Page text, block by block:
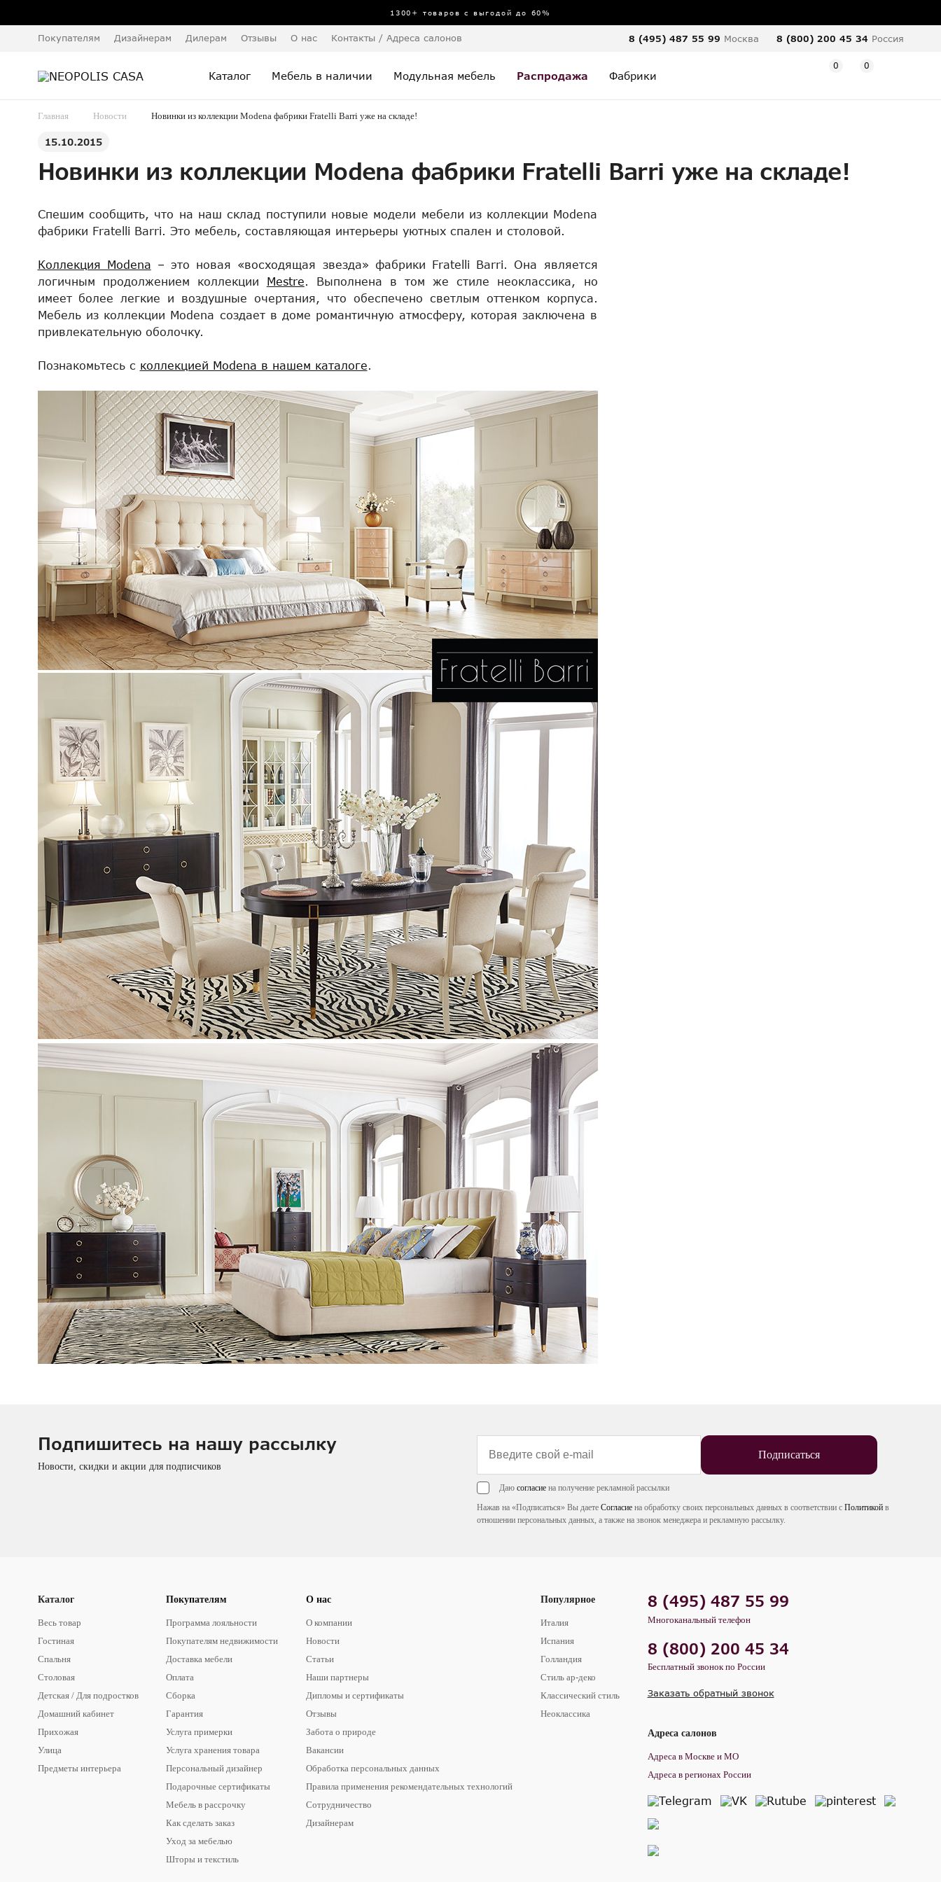
1300+ товаров с выгодой до 60%
Покупателям Дизайнерам Дилерам Отзывы О нас Контакты / Адреса салонов 8 (495) 487 55 99 Москва 8 (800) 200 45 34 Россия
Каталог Мебель в наличии Модульная мебель Распродажа Фабрики
0 0
Главная Новости Новинки из коллекции Modena фабрики Fratelli Barri уже на складе!
15.10.2015
Новинки из коллекции Modena фабрики Fratelli Barri уже на складе!
Спешим сообщить, что на наш склад поступили новые модели мебели из коллекции Modena
фабрики Fratelli Barri. Это мебель, составляющая интерьеры уютных спален и столовой.
Коллекция Modena – это новая «восходящая звезда» фабрики Fratelli Barri. Она является
логичным продолжением коллекции Mestre. Выполнена в том же стиле неоклассика, но
имеет более легкие и воздушные очертания, что обеспечено светлым оттенком корпуса.
Мебель из коллекции Modena создает в доме романтичную атмосферу, которая заключена в
привлекательную оболочку.
Познакомьтесь с коллекцией Modena в нашем каталоге.
Подпишитесь на нашу рассылку
Новости, скидки и акции для подписчиков
Подписаться
Даю согласиена получение рекламной рассылки
Нажав на «Подписаться» Вы даете Согласиена обработку своих персональных данных в соответствии с Политикойв
отношении персональных данных, а также на звонок менеджера и рекламную рассылку.
Каталог
Весь товар
Гостиная
Спальня
Столовая
Детская / Для подростков
Домашний кабинет
Прихожая
Улица
Предметы интерьера
Покупателям
Программа лояльности
Покупателям недвижимости
Доставка мебели
Оплата
Сборка
Гарантия
Услуга примерки
Услуга хранения товара
Персональный дизайнер
Подарочные сертификаты
Мебель в рассрочку
Как сделать заказ
Уход за мебелью
Шторы и текстиль
О нас
О компании
Новости
Статьи
Наши партнеры
Дипломы и сертификаты
Отзывы
Забота о природе
Вакансии
Обработка персональных данных
Правила применения рекомендательных технологий
Сотрудничество
Дизайнерам
Популярное
Италия
Испания
Голландия
Стиль ар-деко
Классический стиль
Неоклассика
8 (495) 487 55 99
Многоканальный телефон
8 (800) 200 45 34
Бесплатный звонок по России
Заказать обратный звонок
Адреса салонов
Адреса в Москве и МО
Адреса в регионах России